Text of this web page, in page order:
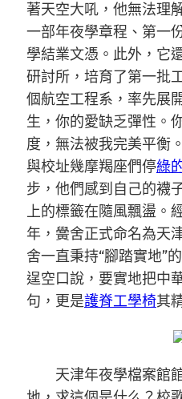
著天空大吼，他無法理
一部年夜學章程、第一
學結業文憑。此外，它
研討所，培育了第一批
個航空工程系，率先展
生，你的愛缺乏彈性。
度，無法被我完美平衡
與校址幾摩羯座們停綠
步，他們感到自己的襪
上的標籤在隨風飄盪。
年，黌舍正式命名為天
舍一直秉持“腳踏實地”
逞空口說，要實地把中
句，更是護脊工學椅其
天津年夜學檔案館